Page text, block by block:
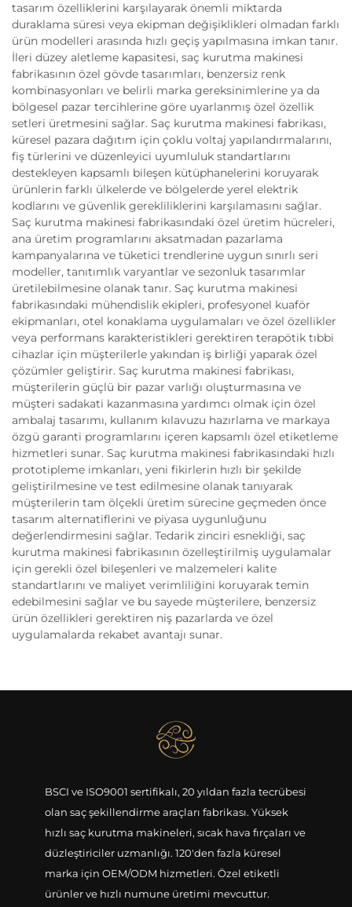
tasarım özelliklerini karşılayarak önemli miktarda
duraklama süresi veya ekipman değişiklikleri olmadan farklı
ürün modelleri arasında hızlı geçiş yapılmasına imkan tanır.
İleri düzey aletleme kapasitesi, saç kurutma makinesi
fabrikasının özel gövde tasarımları, benzersiz renk
kombinasyonları ve belirli marka gereksinimlerine ya da
bölgesel pazar tercihlerine göre uyarlanmış özel özellik
setleri üretmesini sağlar. Saç kurutma makinesi fabrikası,
küresel pazara dağıtım için çoklu voltaj yapılandırmalarını,
fiş türlerini ve düzenleyici uyumluluk standartlarını
destekleyen kapsamlı bileşen kütüphanelerini koruyarak
ürünlerin farklı ülkelerde ve bölgelerde yerel elektrik
kodlarını ve güvenlik gerekliliklerini karşılamasını sağlar.
Saç kurutma makinesi fabrikasındaki özel üretim hücreleri,
ana üretim programlarını aksatmadan pazarlama
kampanyalarına ve tüketici trendlerine uygun sınırlı seri
modeller, tanıtımlık varyantlar ve sezonluk tasarımlar
üretilebilmesine olanak tanır. Saç kurutma makinesi
fabrikasındaki mühendislik ekipleri, profesyonel kuaför
ekipmanları, otel konaklama uygulamaları ve özel özellikler
veya performans karakteristikleri gerektiren terapötik tıbbi
cihazlar için müşterilerle yakından iş birliği yaparak özel
çözümler geliştirir. Saç kurutma makinesi fabrikası,
müşterilerin güçlü bir pazar varlığı oluşturmasına ve
müşteri sadakati kazanmasına yardımcı olmak için özel
ambalaj tasarımı, kullanım kılavuzu hazırlama ve markaya
özgü garanti programlarını içeren kapsamlı özel etiketleme
hizmetleri sunar. Saç kurutma makinesi fabrikasındaki hızlı
prototipleme imkanları, yeni fikirlerin hızlı bir şekilde
geliştirilmesine ve test edilmesine olanak tanıyarak
müşterilerin tam ölçekli üretim sürecine geçmeden önce
tasarım alternatiflerini ve piyasa uygunluğunu
değerlendirmesini sağlar. Tedarik zinciri esnekliği, saç
kurutma makinesi fabrikasının özelleştirilmiş uygulamalar
için gerekli özel bileşenleri ve malzemeleri kalite
standartlarını ve maliyet verimliliğini koruyarak temin
edebilmesini sağlar ve bu sayede müşterilere, benzersiz
ürün özellikleri gerektiren niş pazarlarda ve özel
uygulamalarda rekabet avantajı sunar.
BSCI ve ISO9001 sertifikalı, 20 yıldan fazla tecrübesi
olan saç şekillendirme araçları fabrikası. Yüksek
hızlı saç kurutma makineleri, sıcak hava fırçaları ve
düzleştiriciler uzmanlığı. 120'den fazla küresel
marka için OEM/ODM hizmetleri. Özel etiketli
ürünler ve hızlı numune üretimi mevcuttur.